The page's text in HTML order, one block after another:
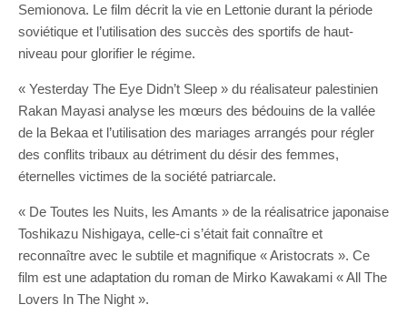
Semionova. Le film décrit la vie en Lettonie durant la période
soviétique et l’utilisation des succès des sportifs de haut-
niveau pour glorifier le régime.
« Yesterday The Eye Didn’t Sleep » du réalisateur palestinien
Rakan Mayasi analyse les mœurs des bédouins de la vallée
de la Bekaa et l’utilisation des mariages arrangés pour régler
des conflits tribaux au détriment du désir des femmes,
éternelles victimes de la société patriarcale.
« De Toutes les Nuits, les Amants » de la réalisatrice japonaise
Toshikazu Nishigaya, celle-ci s’était fait connaître et
reconnaître avec le subtile et magnifique « Aristocrats ». Ce
film est une adaptation du roman de Mirko Kawakami « All The
Lovers In The Night ».